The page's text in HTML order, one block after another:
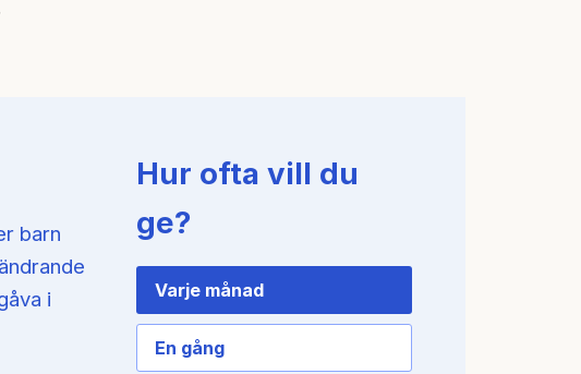
barn
i
Hur ofta vill du
ge?
Varje månad
En gång